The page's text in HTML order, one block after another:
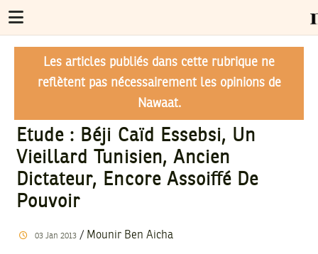
Les articles publiés dans cette rubrique ne
reflètent pas nécessairement les opinions de
Nawaat.
Etude : Béji Caïd Essebsi, Un
Vieillard Tunisien, Ancien
Dictateur, Encore Assoiffé De
Pouvoir
03 Jan 2013/ Mounir Ben Aicha